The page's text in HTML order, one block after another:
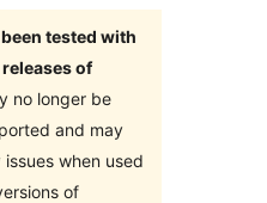
been tested with
of
no longer be
and may
when used
of